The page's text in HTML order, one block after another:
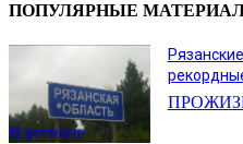
ПОПУЛЯРНЫЕ
В регионе